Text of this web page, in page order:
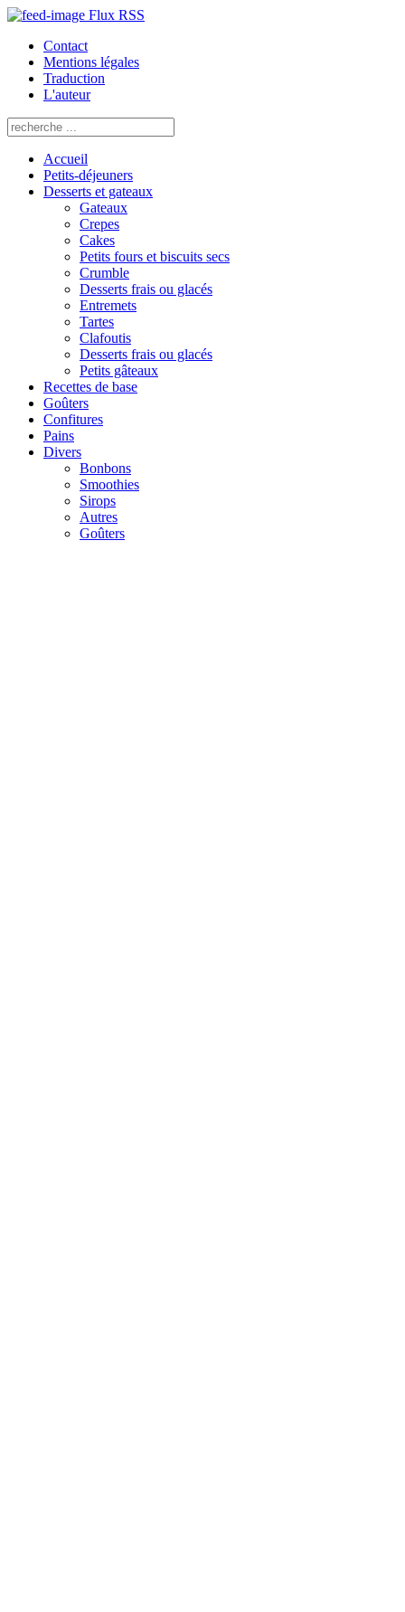
Flux RSS
Contact
Mentions légales
Traduction
L'auteur
Accueil
Petits-déjeuners
Desserts et gateaux
Gateaux
Crepes
Cakes
Petits fours et biscuits secs
Crumble
Desserts frais ou glacés
Entremets
Tartes
Clafoutis
Desserts frais ou glacés
Petits gâteaux
Recettes de base
Goûters
Confitures
Pains
Divers
Bonbons
Smoothies
Sirops
Autres
Goûters